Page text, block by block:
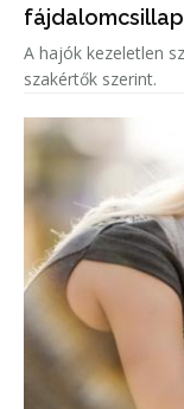
A hajók kezeletlen
szakértők szerint.